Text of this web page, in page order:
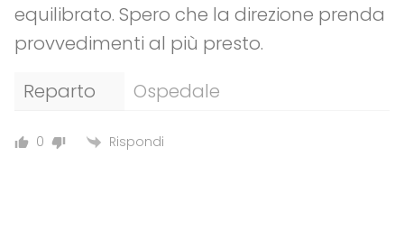
equilibrato. Spero che la direzione prenda
provvedimenti al più presto.
Reparto
Ospedale
0 Rispondi